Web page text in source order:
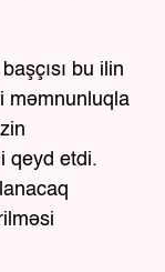
bu ilin
məmnunluqla
qeyd etdi.